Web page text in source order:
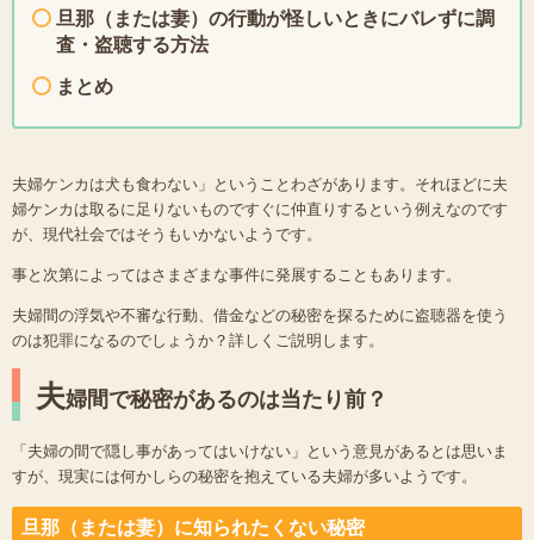
旦那（または妻）の行動が怪しいときにバレずに調
査・盗聴する方法
まとめ
夫婦ケンカは犬も食わない」ということわざがあります。それほどに夫
婦ケンカは取るに足りないものですぐに仲直りするという例えなのです
が、現代社会ではそうもいかないようです。
事と次第によってはさまざまな事件に発展することもあります。
夫婦間の浮気や不審な行動、借金などの秘密を探るために盗聴器を使う
のは犯罪になるのでしょうか？詳しくご説明します。
夫婦間で秘密があるのは当たり前？
「夫婦の間で隠し事があってはいけない」という意見があるとは思いま
すが、現実には何かしらの秘密を抱えている夫婦が多いようです。
旦那（または妻）に知られたくない秘密